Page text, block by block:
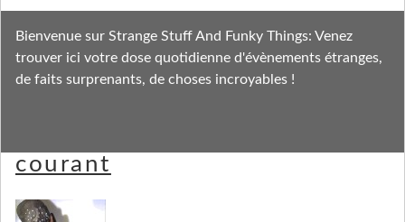
Fil des commentaires
courant
Bienvenue sur Strange Stuff And Funky Things: Venez
trouver ici votre dose quotidienne d'évènements étranges,
de faits surprenants, de choses incroyables !